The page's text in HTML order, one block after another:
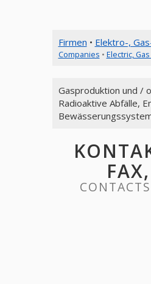
Firmen • Elektro-,
Companies • Electric,
Gasproduktion und /
Radioaktive Abfälle,